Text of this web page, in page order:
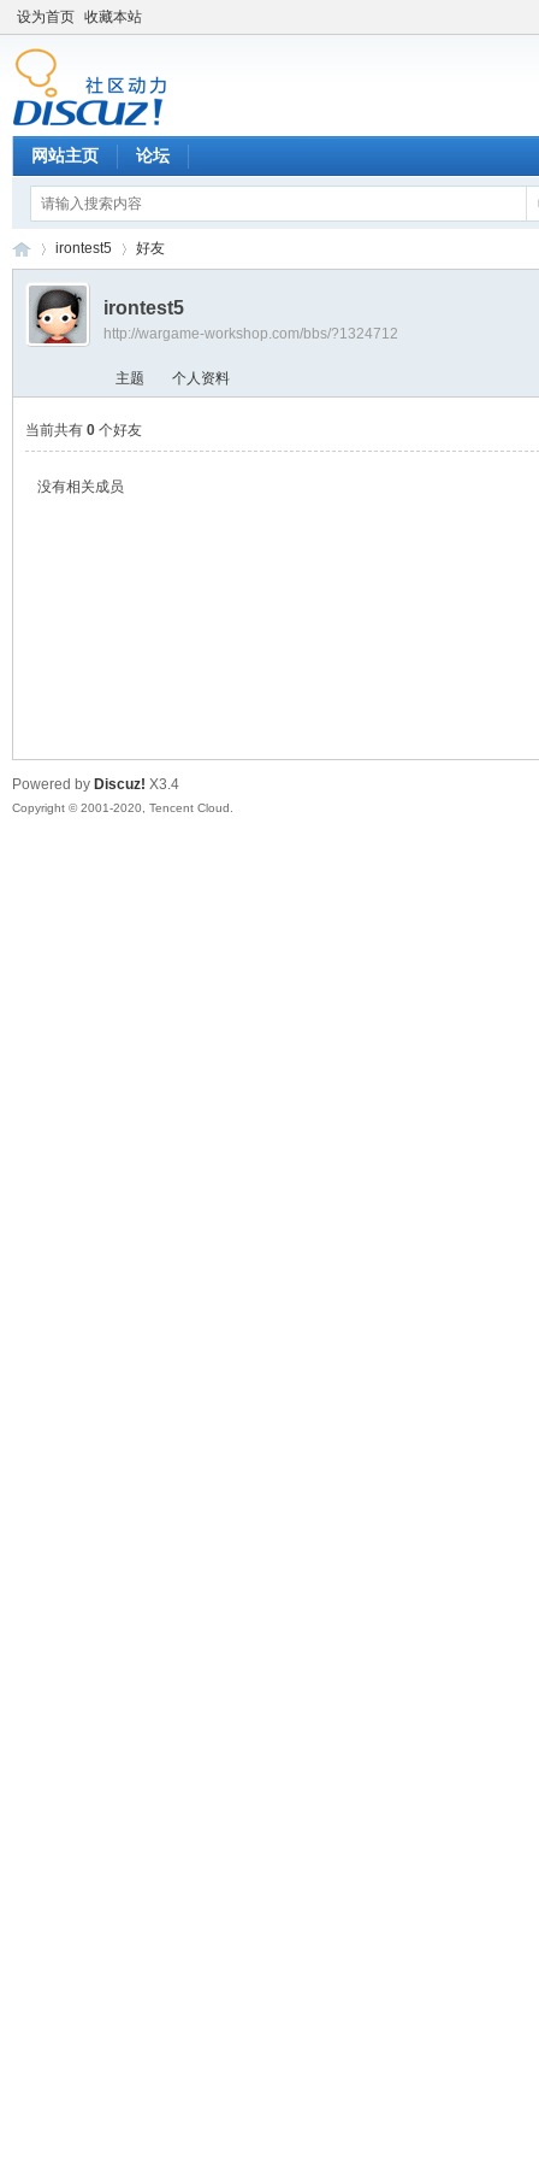
设为首页 收藏本站
网站主页 论坛
›
irontest5 好友
irontest5
http://wargame-workshop.com/bbs/?1324712
主题 个人资料
当前共有 0个好友
没有相关成员
Powered by Discuz! X3.4
Copyright © 2001-2020, Tencent Cloud.